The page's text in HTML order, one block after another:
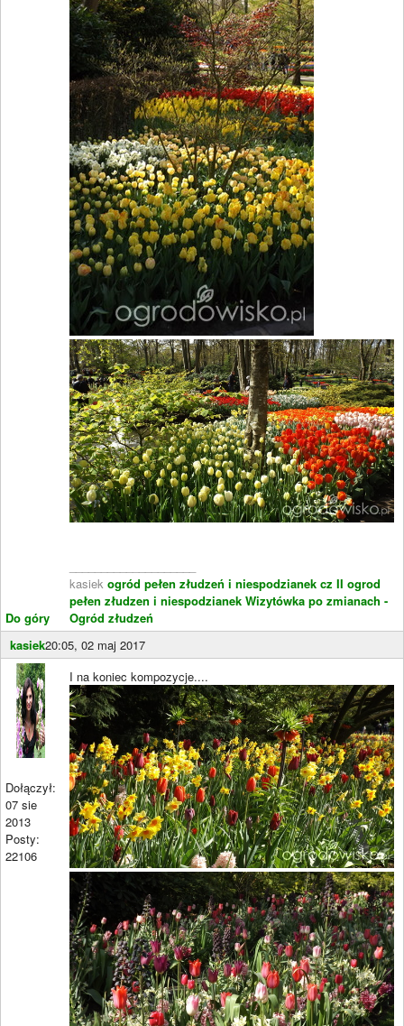
Do góry
kasiek ogród pełen złudzeń i niespodzianek cz II ogrod
pełen złudzen i niespodzianek Wizytówka po zmianach -
Ogród złudzeń
kasiek20:05, 02 maj 2017
Dołączył:
07 sie
2013
Posty:
22106
I na koniec kompozycje....